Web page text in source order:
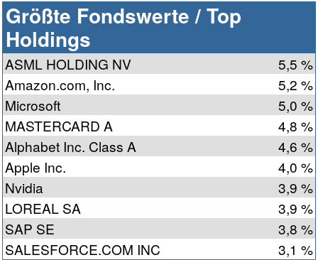
Größte Fondswerte / Top
Holdings
ASML HOLDING NV
5,5 %
Amazon.com, Inc.
5,2 %
Microsoft
5,0 %
MASTERCARD A
4,8 %
Alphabet Inc. Class A
4,6 %
Apple Inc.
4,0 %
Nvidia
3,9 %
LOREAL SA
3,9 %
SAP SE
3,8 %
SALESFORCE.COM INC
3,1 %